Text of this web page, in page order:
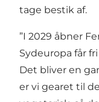
tage bestik af.
”I 2029 åbner
Sydeuropa får
Det bliver en
er vi gearet til